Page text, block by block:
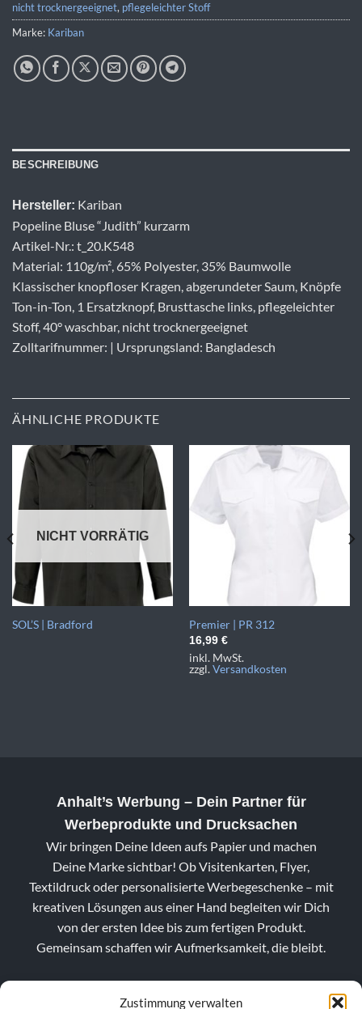
Zustimmung verwalten
nicht trocknergeeignet, pflegeleichter Stoff
Marke: Kariban
BESCHREIBUNG
Hersteller: Kariban
Popeline Bluse “Judith” kurzarm
Artikel-Nr.: t_20.K548
Material: 110g/m², 65% Polyester, 35% Baumwolle
Klassischer knopfloser Kragen, abgerundeter Saum, Knöpfe
Ton-in-Ton, 1 Ersatzknopf, Brusttasche links, pflegeleichter
Stoff, 40° waschbar, nicht trocknergeeignet
Zolltarifnummer: | Ursprungsland: Bangladesch
ÄHNLICHE PRODUKTE
NICHT VORRÄTIG
SOL’S | Bradford Premier | PR 312
16,99 €
inkl. MwSt.
zzgl.Versandkosten
Anhalt’s Werbung – Dein Partner für
Werbeprodukte und Drucksachen
Wir bringen Deine Ideen aufs Papier und machen
Deine Marke sichtbar! Ob Visitenkarten, Flyer,
Textildruck oder personalisierte Werbegeschenke – mit
kreativen Lösungen aus einer Hand begleiten wir Dich
von der ersten Idee bis zum fertigen Produkt.
Gemeinsam schaffen wir Aufmerksamkeit, die bleibt.